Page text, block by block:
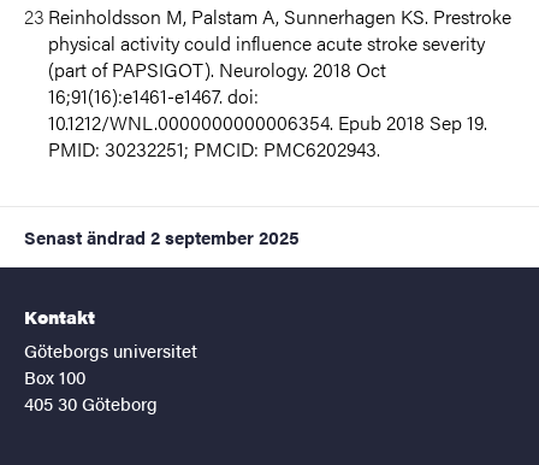
Reinholdsson M, Palstam A, Sunnerhagen KS. Prestroke
physical activity could influence acute stroke severity
(part of PAPSIGOT). Neurology. 2018 Oct
16;91(16):e1461-e1467. doi:
10.1212/WNL.0000000000006354. Epub 2018 Sep 19.
PMID: 30232251; PMCID: PMC6202943.
Senast ändrad 2 september 2025
Kontakt
Göteborgs universitet
Box 100
405 30 Göteborg